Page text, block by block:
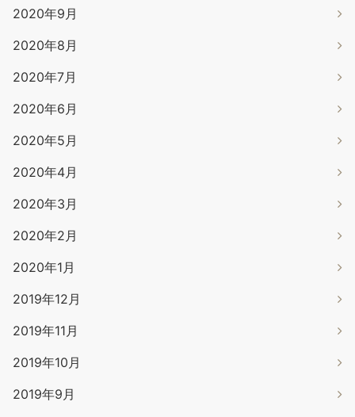
2020年9月
2020年8月
2020年7月
2020年6月
2020年5月
2020年4月
2020年3月
2020年2月
2020年1月
2019年12月
2019年11月
2019年10月
2019年9月